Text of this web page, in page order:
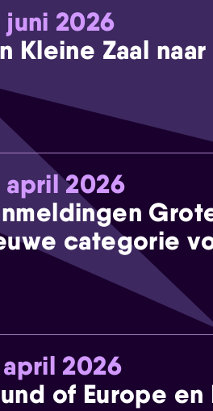
juni 2026
Kleine Zaal
april 2026
categorie
april 2026
of Europe en